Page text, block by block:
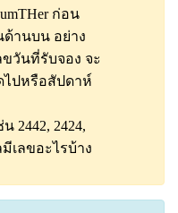
ก่อน
ด้านบน อย่าง
ขวันที่รับจอง จะ
ไปหรือสัปดาห์
2442, 2424,
เลขอะไรบ้าง